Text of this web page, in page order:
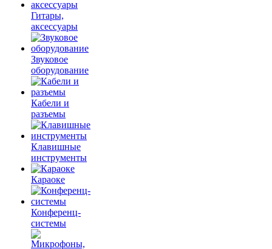
Гитары,
аксессуары
Звуковое
оборудование
Кабели и
разъемы
Клавишные
инструменты
Караоке
Конференц-
системы